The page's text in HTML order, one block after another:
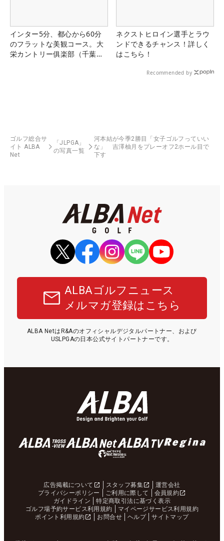
インター5分、都心から60分
のフラットな美観コース。大
栄カントリー俱楽部（千葉
ネクストヒロイン選手とラウ
ンドできるチャンス！詳しく
はこちら！
Recommended by
ゴルフ総合サ
イト ALBA
Net
「JLPGA」
の写真一覧
河本結が今季2勝目「女子ゴルフっていい
な」 吉澤柚月をプレーオフ2ホール目で
下す
ALBAゴルフニュース
メルマガ登録はこちら
ALBA NetはR&Aのオフィシャルデジタルパートナー、および
USLPGAの日本公式サイトパートナーです。
広告掲載について スタッフ募集
運営会社
プライバシーポリシー
ご利用に際して
会員規約
ガイドライン
特定商取引法に基づく表示
ゴルフ場予約サービス利用規約
マイページサービス利用規約
ポイント利用規約
お問合せ ヘルプ サイトマップ